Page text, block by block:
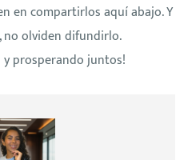
en compartirlos aquí abajo. Y
olviden difundirlo.
prosperando juntos!